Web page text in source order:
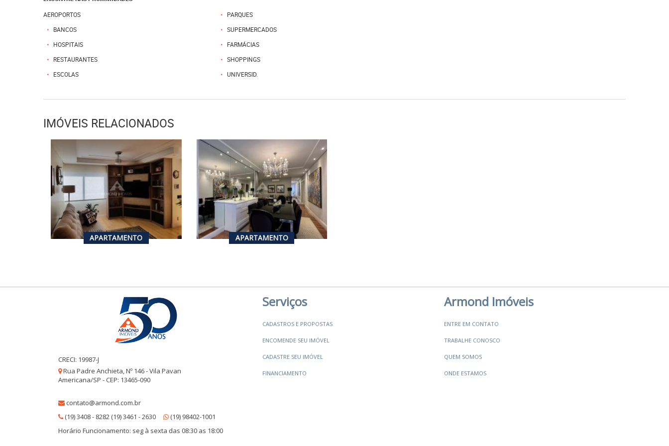
AEROPORTOS
PARQUES
BANCOS
SUPERMERCADOS
HOSPITAIS
FARMÁCIAS
RESTAURANTES
SHOPPINGS
ESCOLAS
UNIVERSID.
IMÓVEIS RELACIONADOS
APARTAMENTO
R$ 1.200.000,00 VENDA
3 3 178m²
APARTAMENTO
R$ 1.250.000,00
156 m²
CRECI: 19987-J
Rua Padre Anchieta, Nº 146 - Vila Pavan
Americana/SP - CEP: 13465-090
contato@armond.com.br
(19) 3408 - 8282 (19) 3461 - 2630
(19) 98402-1001
Horário Funcionamento: seg à sexta das 08:30 as 18:00
Serviços
CADASTROS E PROPOSTAS
ENCOMENDE SEU IMÓVEL
CADASTRE SEU IMÓVEL
FINANCIAMENTO
Armond Imóveis
ENTRE EM CONTATO
TRABALHE CONOSCO
QUEM SOMOS
ONDE ESTAMOS